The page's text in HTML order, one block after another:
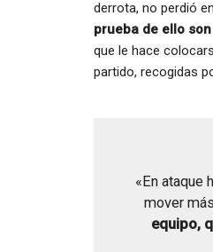
derrota, no perdió
prueba de ello
que le hace
partido, recogidas
«En ataque
mover
equipo,